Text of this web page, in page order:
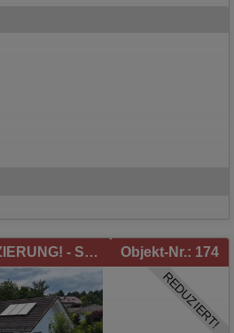
Erbach: PREISREDUZIERUNG! - Schicke Villa mit herrlichem Ausblick über Erbach zu verkaufen! Objekt-Nr.: 174
REDUZIERT!